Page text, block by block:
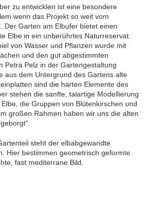
zu entwicklen ist eine besondere
wenn das Projekt so weit vom
Der Garten am Elbufer bietet einen
Elbe in ein unberührtes Naturreservat.
von Wasser und Pflanzen wurde mit
und den gut abgestimmten
Petra Pelz in der Gartengestaltung
aus dem Untergrund des Gartens alte
sind die harten Elemente des
stehen die sanfte, talartige Modellierung
die Gruppen von Blütenkirschen und
großen Rahmen haben wir uns die alten
steht der elbabgewandte
Hier bestimmen geometrisch geformte
fast mediterrane Bild.